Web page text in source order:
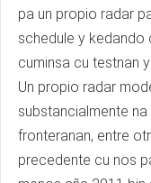
pa un propio radar
schedule y kedando
cuminsa cu testnan
Un propio radar
substancialmente
fronteranan, entre
precedente cu nos